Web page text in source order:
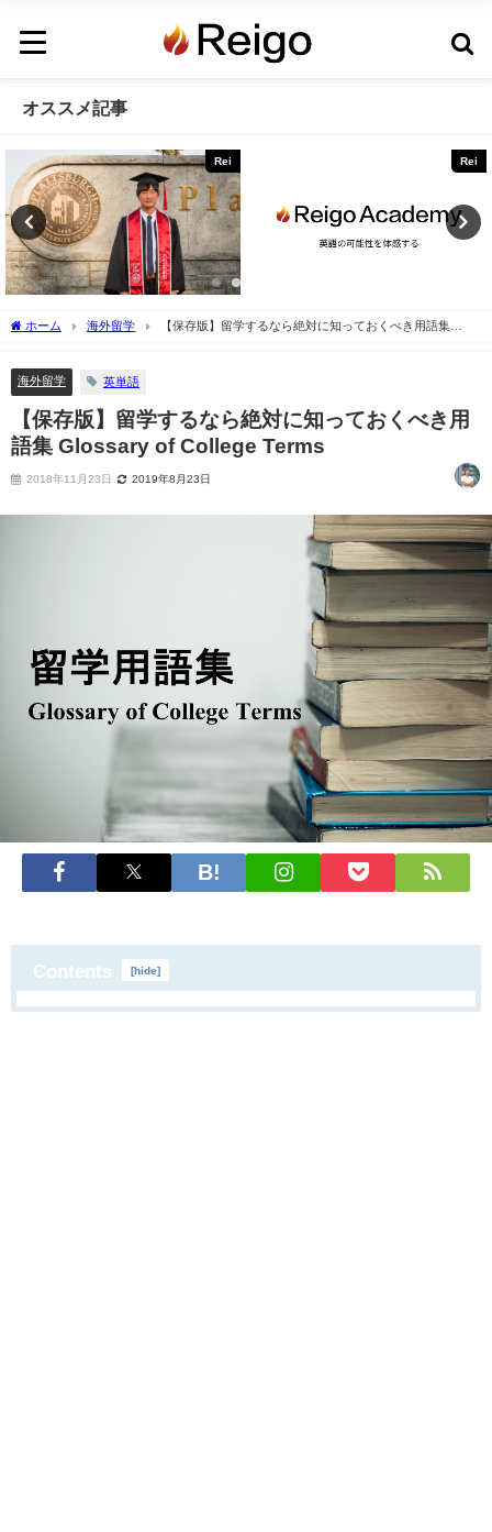
オススメ記事
Rei Rei
ホーム 海外留学
【保存版】留学するなら絶対に知っておくべき用語集
海外留学 英単語
【保存版】留学するなら絶対に知っておくべき用
語集 Glossary of College Terms
2018年11月23日 2019年8月23日
Contents [hide]